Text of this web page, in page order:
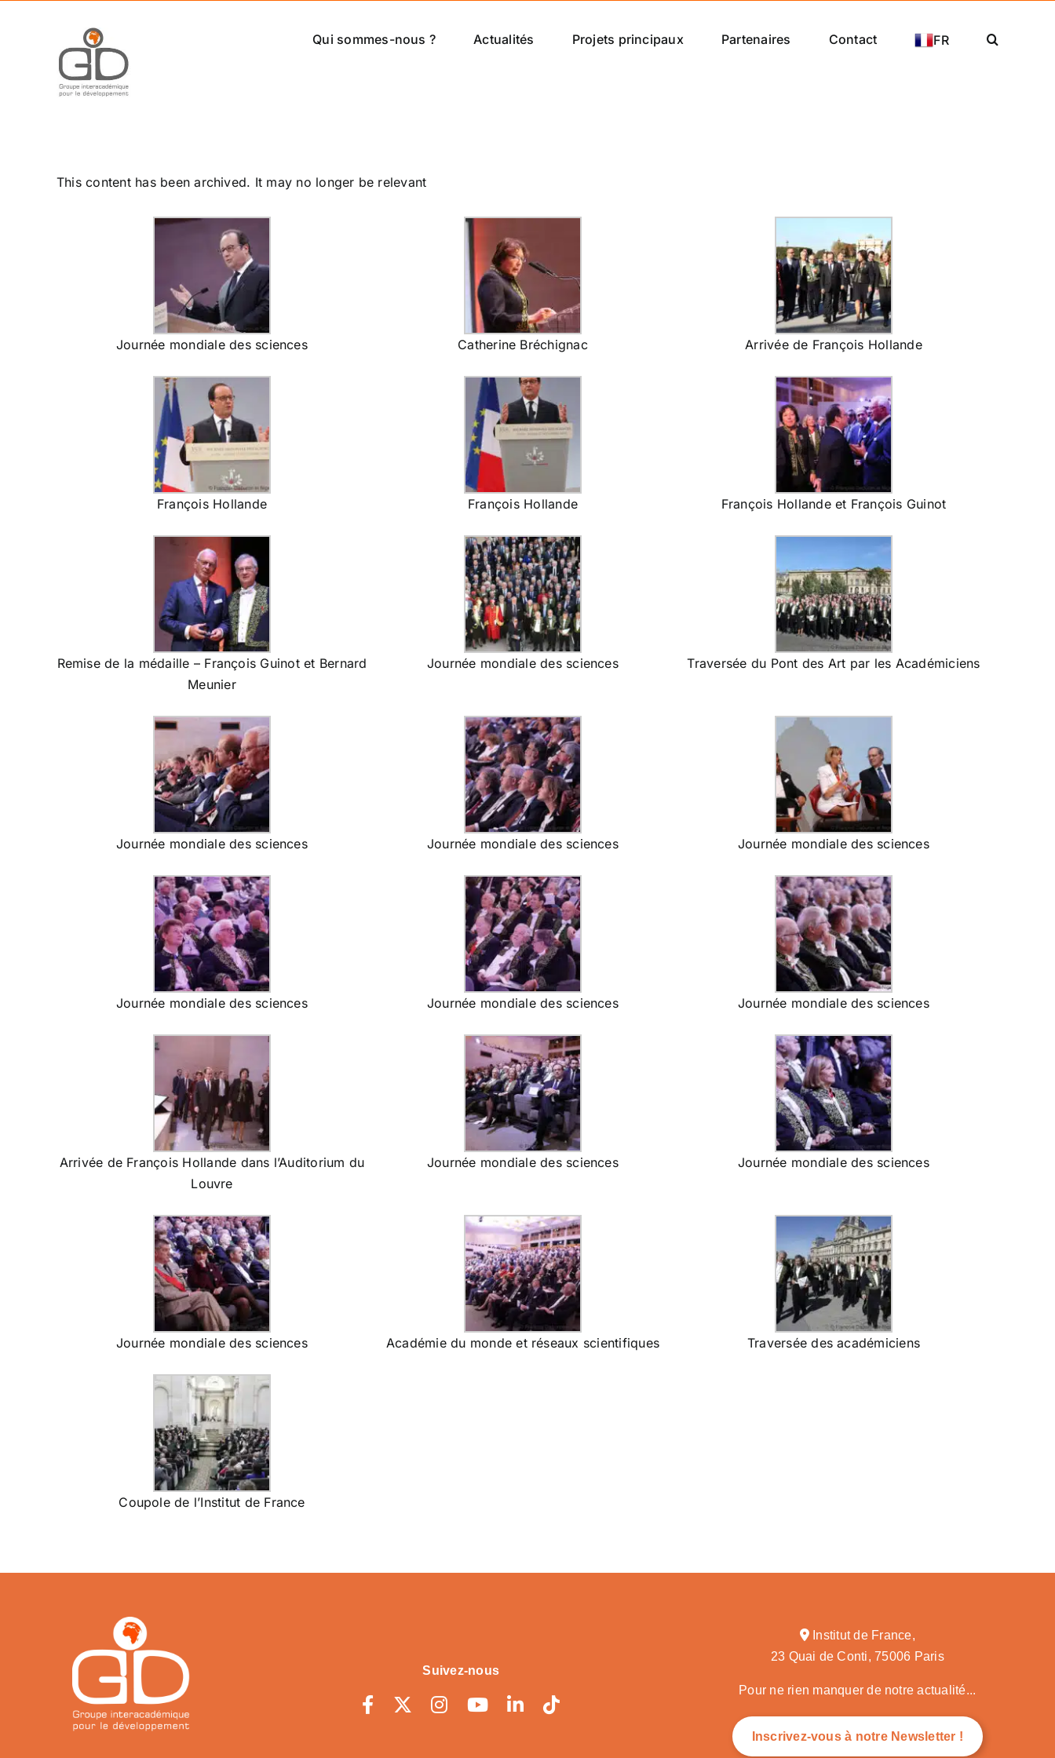
Qui sommes-nous ? Actualités Projets principaux Partenaires Contact FR
This content has been archived. It may no longer be relevant
Journée mondiale des sciences Catherine Bréchignac Arrivée de François Hollande
François Hollande François Hollande François Hollande et François Guinot
Remise de la médaille – François Guinot et Bernard
Meunier
Journée mondiale des sciences Traversée du Pont des Art par les Académiciens
Journée mondiale des sciences Journée mondiale des sciences Journée mondiale des sciences
Journée mondiale des sciences Journée mondiale des sciences Journée mondiale des sciences
Arrivée de François Hollande dans l’Auditorium du
Louvre
Journée mondiale des sciences Journée mondiale des sciences
Journée mondiale des sciences Académie du monde et réseaux scientifiques Traversée des académiciens
Coupole de l’Institut de France
Suivez-nous
Institut de France,
23 Quai de Conti, 75006 Paris
Pour ne rien manquer de notre actualité...
Inscrivez-vous à notre Newsletter !